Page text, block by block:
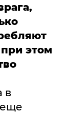
этом
в
еще